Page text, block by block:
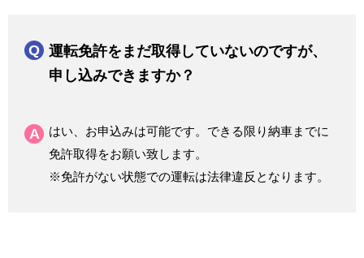
運転免許をまだ取得していないのですが、
申し込みできますか？
はい、お申込みは可能です。できる限り納車までに
免許取得をお願い致します。
※免許がない状態での運転は法律違反となります。